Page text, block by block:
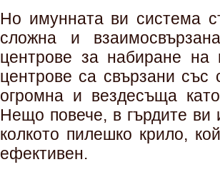
Но имунната ви система
сложна и
центрове за набиране на
центрове са свързани със
огромна и вездесъща
Нещо повече, в гърдите ви
колкото пилешко крило,
ефективен.